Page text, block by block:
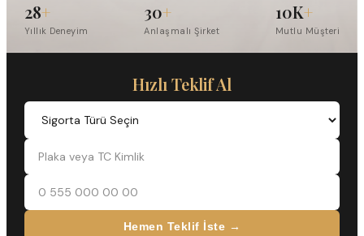
28+
Yıllık Deneyim
30+
Anlaşmalı Şirket
10K+
Mutlu Müşteri
Hızlı Teklif Al
Hemen Teklif İste →